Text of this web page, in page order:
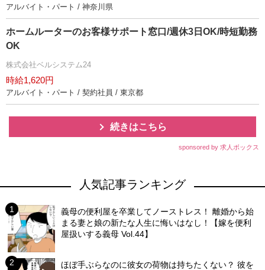
アルバイト・パート / 神奈川県
ホームルーターのお客様サポート窓口/週休3日OK/時短勤務
OK
株式会社ベルシステム24
時給1,620円
アルバイト・パート / 契約社員 / 東京都
続きはこちら
sponsored by 求人ボックス
人気記事ランキング
義母の便利屋を卒業してノーストレス！ 離婚から始
まる妻と娘の新たな人生に悔いはなし！【嫁を便利
屋扱いする義母 Vol.44】
ほぼ手ぶらなのに彼女の荷物は持ちたくない？ 彼を